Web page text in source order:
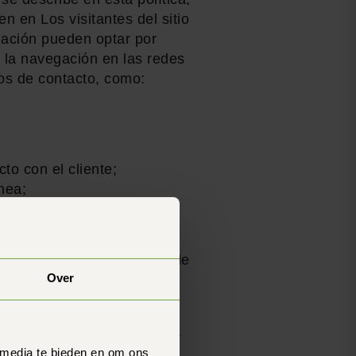
Over
te bieden en om ons
en Los visitantes del sitio
pueden optar por
navegación en las redes
de contacto, como:
con el cliente;
los visitantes del sitio
siguiendo tus
cookies está separada de
este enlace.
o servicios,
está relacionada
contigo.nl en en en en